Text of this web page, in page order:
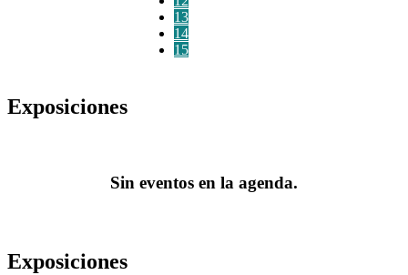
13
14
15
Exposiciones
Sin eventos en la agenda.
Exposiciones